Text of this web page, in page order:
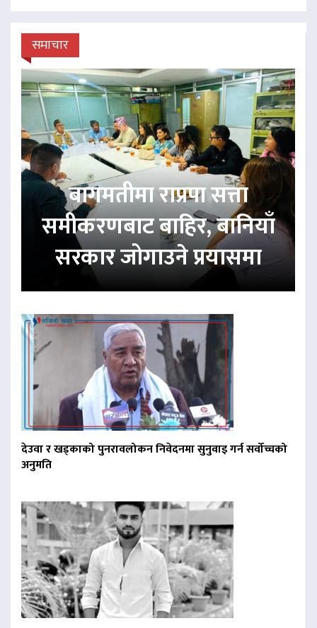
समाचार
बागमतीमा राप्रपा सत्ता
समीकरणबाट बाहिर, बानियाँ
सरकार जोगाउने प्रयासमा
देउवा र खड्काको पुनरावलोकन निवेदनमा सुनुवाइ गर्न सर्वोच्चको
अनुमति